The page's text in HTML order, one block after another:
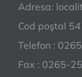
Adresa:
Cod poştal
Telefon :
Fax : 0265-